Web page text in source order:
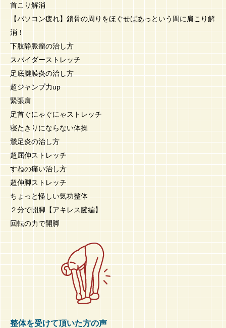
首こり解消
【パソコン疲れ】鎖骨の周りをほぐせばあっという間に肩こり解
消！
下肢静脈瘤の治し方
スパイダーストレッチ
足底腱膜炎の治し方
超ジャンプ力up
緊張肩
足首ぐにゃぐにゃストレッチ
寝たきりにならない体操
鵞足炎の治し方
超屈伸ストレッチ
すねの痛い治し方
超伸脚ストレッチ
ちょっと怪しい気功整体
２分で開脚【アキレス腱編】
回転の力で開脚
整体を受けて頂いた方の声